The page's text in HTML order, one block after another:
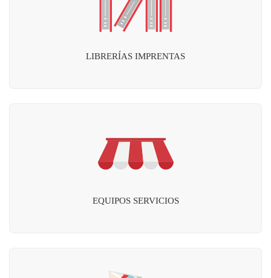
LIBRERÍAS IMPRENTAS
EQUIPOS SERVICIOS